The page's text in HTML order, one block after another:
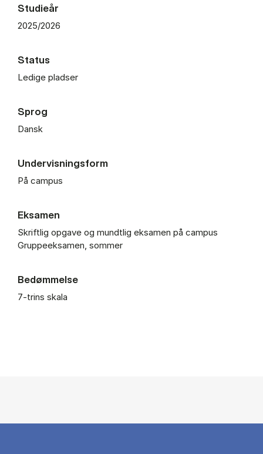
Studieår
2025/2026
Status
Ledige pladser
Sprog
Dansk
Undervisningsform
På campus
Eksamen
Skriftlig opgave og mundtlig eksamen på campus
Gruppeeksamen, sommer
Bedømmelse
7-trins skala